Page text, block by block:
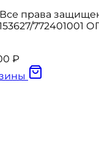
Все права
772401001
₽